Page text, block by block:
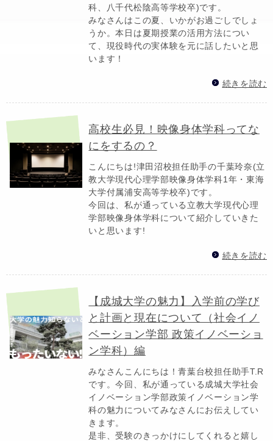
科、八千代松陰高等学校卒)です。
みなさんはこの夏、いかがお過ごしでしょ
うか。本日は夏期授業の活用方法につい
て、現役時代の実体験を元に話したいと思
います！
続きを読む
高校生必見！映像身体学科ってな
にをするの？
こんにちは!津田沼校担任助手の千葉玲奈(立
教大学現代心理学部映像身体学科1年・東海
大学付属浦安高等学校卒)です。
今回は、私が通っている立教大学現代心理
学部映像身体学科について紹介していきた
いと思います!
続きを読む
【成城大学の魅力】入学前の学び
と計画と現在について（社会イノ
ベーション学部 政策イノベーショ
ン学科）編
みなさんこんにちは！青葉台校担任助手T.R
です。今回、私が通っている成城大学社会
イノベーション学部政策イノベーション学
科の魅力についてみなさんにお伝えしてい
きます。
是非、受験のきっかけにしてくれると嬉し